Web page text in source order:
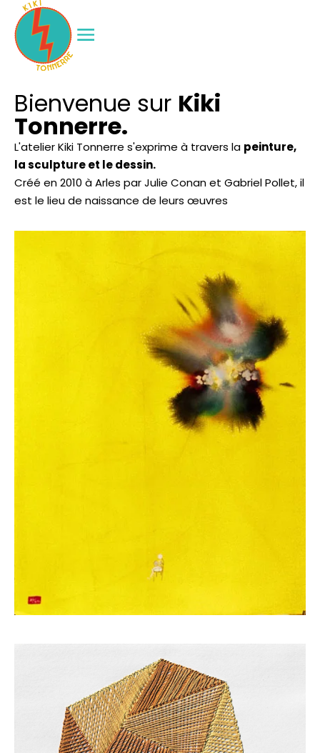
Bienvenue sur Kiki
Tonnerre.
L'atelier Kiki Tonnerre s'exprime à travers la peinture,
la sculpture et le dessin.
Créé en 2010 à Arles par Julie Conan et Gabriel Pollet, il
est le lieu de naissance de leurs œuvres